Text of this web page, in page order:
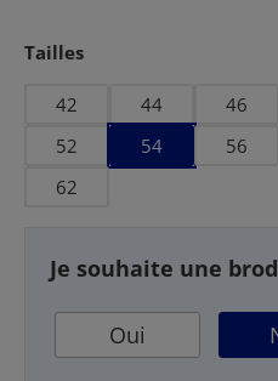
Sélectionnez
Tailles
42 44 46
52
54 56
62
Je souhaite une
Oui